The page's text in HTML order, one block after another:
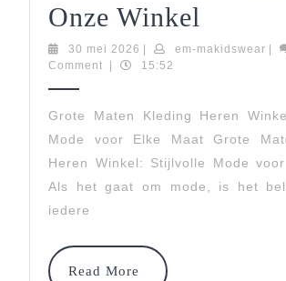
Onze Winkel
Grote
Ontdek
Jouw
30 mei 2026 30
mei
| em-makidswearem-
|
Comment
| 15:52
Grote Maten Kleding Heren
Mode voor Elke Maat Grote
Heren Winkel: Stijlvolle Mode
Als het gaat om mode, is het
iedere
Read More
Read